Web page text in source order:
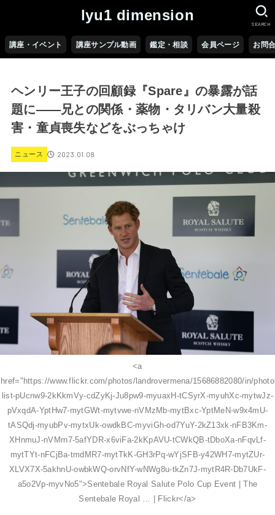
lyu1 dimension
講座・イベント 講座サンプル動画 鑑定・相談 会員ページ お問
SEARCH
ヘンリー王子の回顧録『Spare』の暴露が話
題に――兄との関係・薬物・タリバン大量殺
害・童貞喪失などをぶっちゃけ
ニュース 2023.01.08
<a
href="https://www.flickr.com/photos/landrovermena/15686882080/in/photo
list-pUcnw9-2kKkmVy-cdZyKj-Ju8pw9-myuaxH-tCSyrX-myuhXc-mytwJz-
pVxqdA-YptHw7-mytGWt-mytvwe-nVMzMb-mytBxc-YptMeN-w9x4mU-
tASQdj-myubPv-mytxUk-owdkBC-myviGh-od7YuY-2kZ13xk-nFB3Km-
XHnmuJ-nVMrn7-5afYDR-x6viFa-2kKpAVU-tCWkQB-tDboXa-nFqvLf-
mytTYt-nFCjBa-tmdMR7-mytTkK-GH3rPq-wYjSFB-y42WH7-mytZUr-
XLVX7X-5akhnU-owbkWQ-orvNfY-wNWg8u-tkZn7J-mytR4R-Db7UkF-
a5o2Vp-myvNo5">Sentebale Royal Salute Polo Cup Event | The
Sentebale Royal … | Flickr</a>